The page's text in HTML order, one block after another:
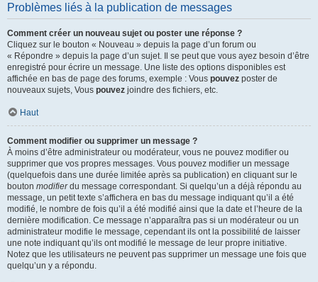
Problèmes liés à la publication de messages
Comment créer un nouveau sujet ou poster une réponse ?
Cliquez sur le bouton « Nouveau » depuis la page d’un forum ou
« Répondre » depuis la page d’un sujet. Il se peut que vous ayez besoin d’être
enregistré pour écrire un message. Une liste des options disponibles est
affichée en bas de page des forums, exemple : Vous pouvez poster de
nouveaux sujets, Vous pouvez joindre des fichiers, etc.
Haut
Comment modifier ou supprimer un message ?
À moins d’être administrateur ou modérateur, vous ne pouvez modifier ou
supprimer que vos propres messages. Vous pouvez modifier un message
(quelquefois dans une durée limitée après sa publication) en cliquant sur le
bouton modifierdu message correspondant. Si quelqu’un a déjà répondu au
message, un petit texte s’affichera en bas du message indiquant qu’il a été
modifié, le nombre de fois qu’il a été modifié ainsi que la date et l’heure de la
dernière modification. Ce message n’apparaîtra pas si un modérateur ou un
administrateur modifie le message, cependant ils ont la possibilité de laisser
une note indiquant qu’ils ont modifié le message de leur propre initiative.
Notez que les utilisateurs ne peuvent pas supprimer un message une fois que
quelqu’un y a répondu.